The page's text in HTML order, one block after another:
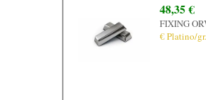
48,35 €
FIXING
€ Platino/gr.